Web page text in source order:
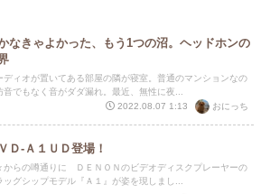
なきゃよかった、もう1つの沼。ヘッドホンの
ディオが置いてある部屋の隣が寝室。普通のマンションなの
音でもなく音がダダ漏れ。最近、無性に夜...
2022.08.07 1:13
おにっち
Ｄ-Ａ１ＵＤ登場！
からの噂通りに ＤＥＮＯＮのビデオディスクプレーヤーの
ッグシップモデル『Ａ１』が姿を現しまし...